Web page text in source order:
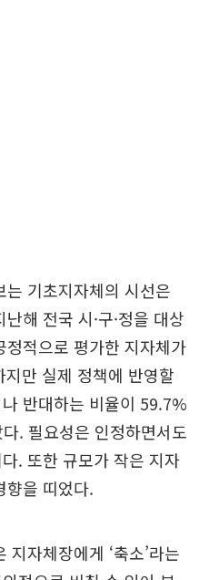
기초지자체의 시선은
해 전국 시·구·정을 대상
적으로 평가한 지자체가
만 실제 정책에 반영할
반대하는 비율이 59.7%
. 필요성은 인정하면서도
. 또한 규모가 작은 지자
향을 띠었다.
자체장에게 ‘축소’라는